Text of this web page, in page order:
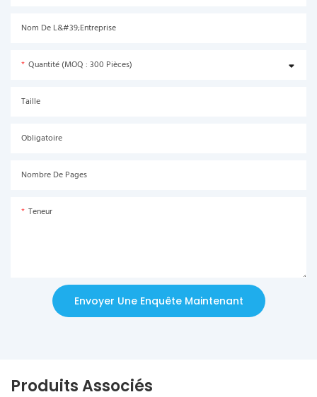
Nom De L&#39;entreprise
Quantité (MOQ : 300 Pièces)
Taille
Obligatoire
Nombre De Pages
Teneur
Envoyer Une Enquête Maintenant
Produits Associés